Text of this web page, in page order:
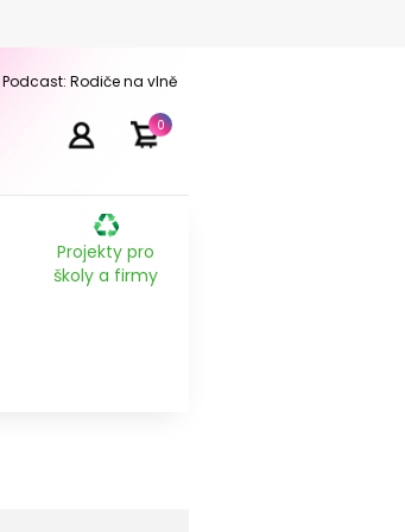
0
Projekty pro
školy a firmy
Podcast: Rodiče na vlně